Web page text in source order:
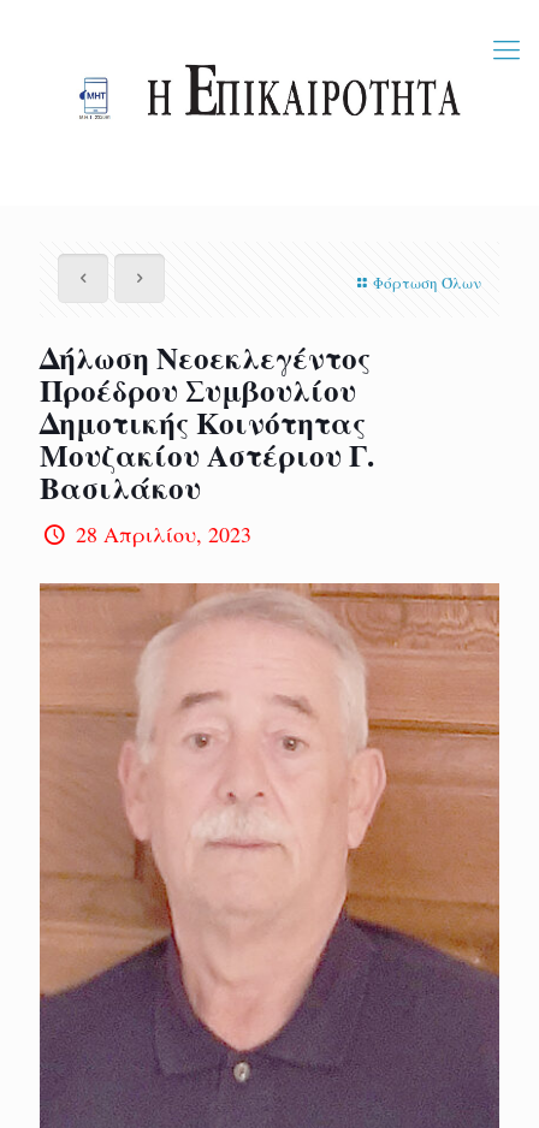
Φόρτωση Όλων
Δήλωση Νεοεκλεγέντος
Προέδρου Συμβουλίου
Δημοτικής Κοινότητας
Μουζακίου Αστέριου Γ.
Βασιλάκου
28 Απριλίου, 2023